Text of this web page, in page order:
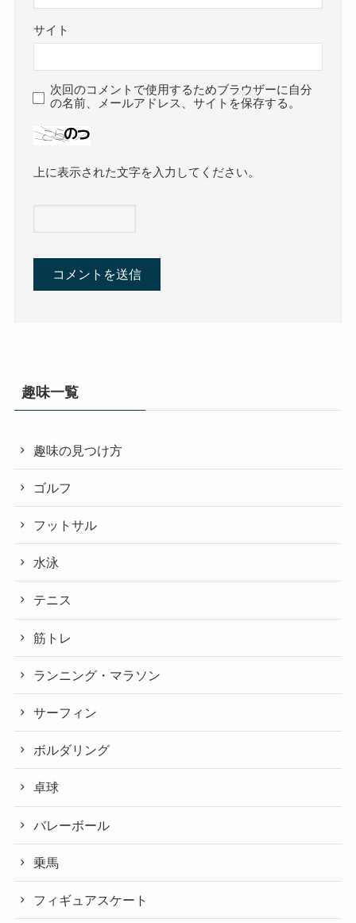
サイト
次回のコメントで使用するためブラウザーに自分
の名前、メールアドレス、サイトを保存する。
上に表示された文字を入力してください。
趣味一覧
趣味の見つけ方
ゴルフ
フットサル
水泳
テニス
筋トレ
ランニング・マラソン
サーフィン
ボルダリング
卓球
バレーボール
乗馬
フィギュアスケート